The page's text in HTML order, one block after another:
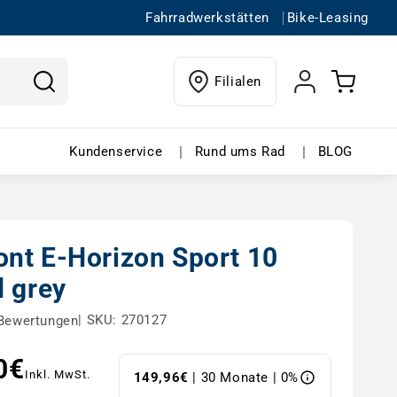
Fahrradwerkstätten Bike-Leasing
Filialen EinloggenWarenkorb
buchen – Menü öffnen
Kundenservice Kundenservice – Menü öffnen
| Rund ums Rad Rund ums
| BLOG
E-Horizon Sport 10
grey
| SKU: 270127
Inkl. MwSt. 149,96€ | 30 Monate | 0%